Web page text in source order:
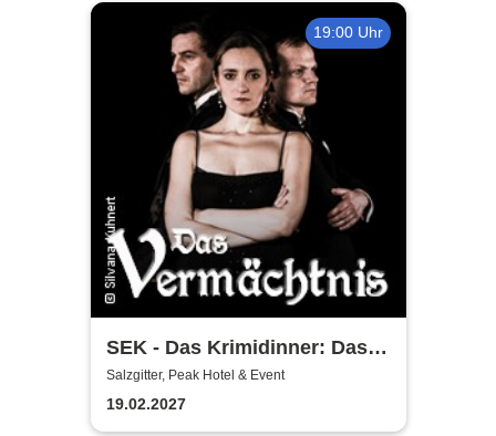
19:00 Uhr
SEK - Das Krimidinner: Das
Vermächtnis
Salzgitter, Peak Hotel & Event
19.02.2027